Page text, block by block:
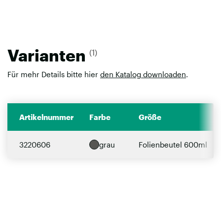
Varianten (1)
Für mehr Details bitte hier den Katalog downloaden.
Artikelnummer Farbe Größe
3220606 grau Folienbeutel 600ml